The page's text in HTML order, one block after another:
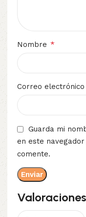
Valoraciones
Nombre *
Correo electrónico
Guarda mi
en este
comente.